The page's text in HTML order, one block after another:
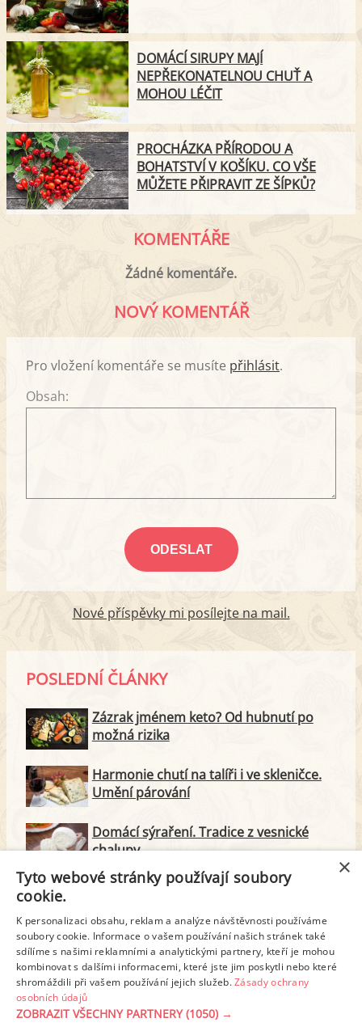
DOMÁCÍ SIRUPY MAJÍ
NEPŘEKONATELNOU CHUŤ A
MOHOU LÉČIT
PROCHÁZKA PŘÍRODOU A
BOHATSTVÍ V KOŠÍKU. CO VŠE
MŮŽETE PŘIPRAVIT ZE ŠÍPKŮ?
KOMENTÁŘE
Žádné komentáře.
NOVÝ KOMENTÁŘ
Pro vložení komentáře se musíte přihlásit.
Obsah:
Nové příspěvky mi posílejte na mail.
POSLEDNÍ ČLÁNKY
Zázrak jménem keto? Od hubnutí po
možná rizika
Harmonie chutí na talíři i ve skleničce.
Umění párování
Domácí sýraření. Tradice z vesnické
chalupy
Majonéza jako královna teplé kuchyně
Proteinové svačinky za zlomek ceny.
Vyrobte si je doma
×
Tyto webové stránky používají soubory
cookie.
K personalizaci obsahu, reklam a analýze návštěvnosti používáme
soubory cookie. Informace o vašem používání našich stránek také
sdílíme s našimi reklamními a analytickými partnery, kteří je mohou
kombinovat s dalšími informacemi, které jste jim poskytli nebo které
shromáždili při vašem používání jejich služeb.Zásady ochrany
osobních údajů
ZOBRAZIT VŠECHNY PARTNERY(1050) →